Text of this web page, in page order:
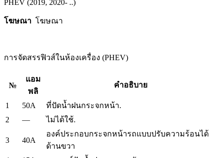
โฆษณา โฆษณา
การจัดสรรฟิวส์ในห้องเครื่อง (PHEV)
№
แอม
พลิ
คำอธิบาย
1 50A
ที่ปัดน้ำฝนกระจกหน้า.
2
— ไม่ได้ใช้.
3 40A
องค์ประกอบกระจกหน้ารถแบบปรับความร้อนได้
ด้านขวา